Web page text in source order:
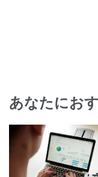
シ
ン
あなたにお